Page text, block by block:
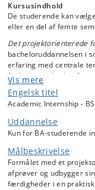
Kursusindhold
De studerende kan
eller en del af femte
Det projektorienterede
bacheloruddannelsen i
erfaring med centrale
faglig og praktisk
bidrage med erfaringer
uddybet i
Det projektorienterede
arbejde og er ansat
relevant supervision.
start-up i egen
innovationshubs der
Vis mere
Engelsk titel
Academic Internship -
Uddannelse
Kun for BA-studerende
Målbeskrivelse
Formålet med et
afprøver og udbygger
færdigheder i en